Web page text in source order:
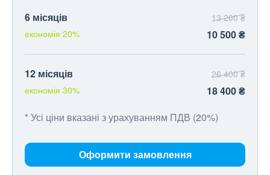
6 місяців
економія 20%
13 200 ₴
10 500 ₴
12 місяців
економія 30%
26 400 ₴
18 400 ₴
* Усі ціни вказані з урахуванням ПДВ (20%)
Оформити замовлення